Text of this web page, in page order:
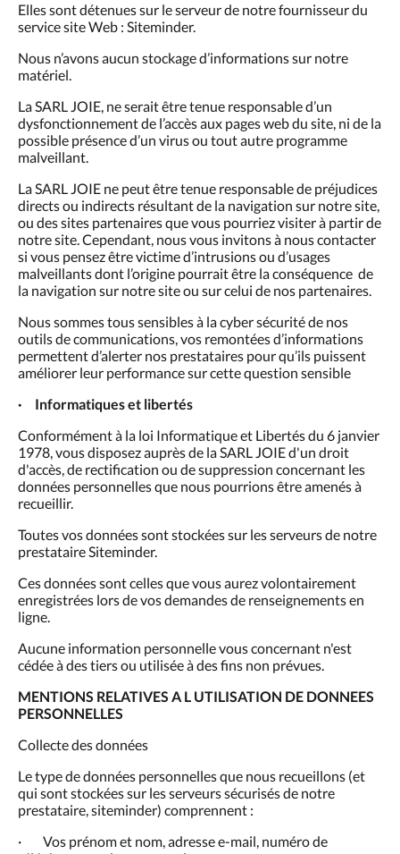
Elles sont détenues sur le serveur de notre fournisseur du
service site Web : Siteminder.
Nous n’avons aucun stockage d’informations sur notre
matériel.
La SARL JOIE, ne serait être tenue responsable d’un
dysfonctionnement de l’accès aux pages web du site, ni de la
possible présence d’un virus ou tout autre programme
malveillant.
La SARL JOIE ne peut être tenue responsable de préjudices
directs ou indirects résultant de la navigation sur notre site,
ou des sites partenaires que vous pourriez visiter à partir de
notre site. Cependant, nous vous invitons à nous contacter
si vous pensez être victime d’intrusions ou d’usages
malveillants dont l’origine pourrait être la conséquence de
la navigation sur notre site ou sur celui de nos partenaires.
Nous sommes tous sensibles à la cyber sécurité de nos
outils de communications, vos remontées d’informations
permettent d’alerter nos prestataires pour qu’ils puissent
améliorer leur performance sur cette question sensible
· Informatiques et libertés
Conformément à la loi Informatique et Libertés du 6 janvier
1978, vous disposez auprès de la SARL JOIE d'un droit
d'accès, de rectification ou de suppression concernant les
données personnelles que nous pourrions être amenés à
recueillir.
Toutes vos données sont stockées sur les serveurs de notre
prestataire Siteminder.
Ces données sont celles que vous aurez volontairement
enregistrées lors de vos demandes de renseignements en
ligne.
Aucune information personnelle vous concernant n'est
cédée à des tiers ou utilisée à des fins non prévues.
MENTIONS RELATIVES A L UTILISATION DE DONNEES
PERSONNELLES
Collecte des données
Le type de données personnelles que nous recueillons (et
qui sont stockées sur les serveurs sécurisés de notre
prestataire, siteminder) comprennent :
· Vos prénom et nom, adresse e-mail, numéro de